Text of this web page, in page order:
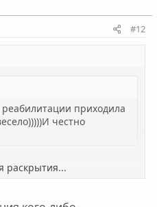
#12
приходила
честно
Я в первые разы ходил
раскрытия...